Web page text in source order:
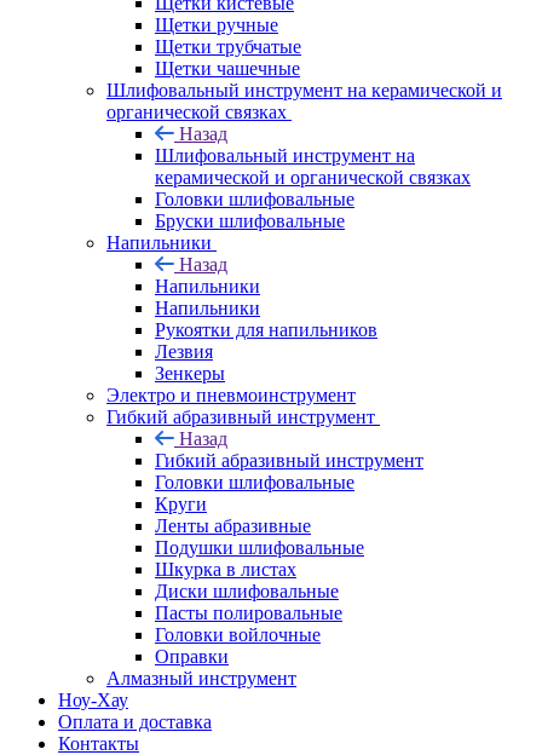
Щетки ручные
Щетки трубчатые
Щетки чашечные
Шлифовальный инструмент на керамической и
органической связках
Назад
Шлифовальный инструмент на
керамической и органической связках
Головки шлифовальные
Бруски шлифовальные
Напильники
Назад
Напильники
Напильники
Рукоятки для напильников
Лезвия
Зенкеры
Электро и пневмоинструмент
Гибкий абразивный инструмент
Назад
Гибкий абразивный инструмент
Головки шлифовальные
Круги
Ленты абразивные
Подушки шлифовальные
Шкурка в листах
Диски шлифовальные
Пасты полировальные
Головки войлочные
Оправки
Алмазный инструмент
Ноу-Хау
Оплата и доставка
Контакты